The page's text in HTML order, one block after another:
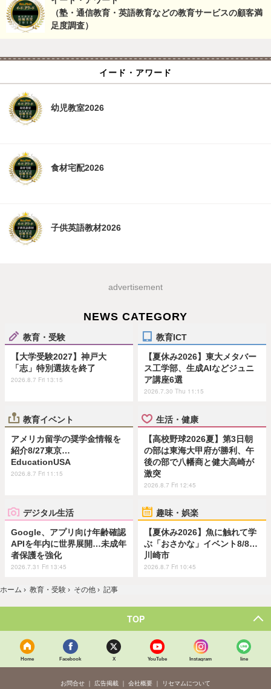
（塾・通信教育・英語教育などの教育サービスの顧客満
足度調査）
イード・アワード
幼児教室2026
食材宅配2026
子供英語教材2026
advertisement
NEWS CATEGORY
教育・受験
【大学受験2027】神戸大
「志」特別選抜を終了
2026.8.7 Fri 13:15
教育ICT
【夏休み2026】東大メタバー
ス工学部、生成AIなどジュニ
ア講座6選
2026.7.30 Thu 11:15
教育イベント
アメリカ留学の奨学金情報を
紹介8/27東京…
EducationUSA
2026.8.7 Fri 11:15
生活・健康
【高校野球2026夏】第3日朝
の部は東海大甲府が勝利、午
後の部で八幡商と健大高崎が
激突
2026.8.7 Fri 12:45
デジタル生活
Google、アプリ向け年齢確認
APIを年内に世界展開…未成年
者保護を強化
2026.7.31 Fri 13:45
趣味・娯楽
【夏休み2026】魚に触れて学
ぶ「おさかな」イベント8/8…
川崎市
2026.8.7 Fri 10:45
ホーム › 教育・受験 › その他 › 記事
TOP
Home Facebook X YouTube Instagram line
お問合せ 広告掲載 会社概要 リセマムについて